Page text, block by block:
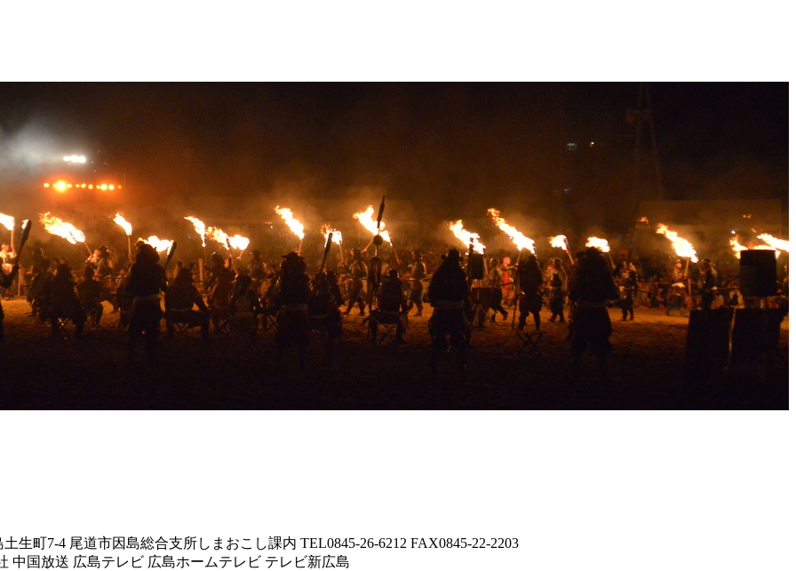
生町7-4 尾道市因島総合支所しまおこし課内 TEL0845-26-6212 FAX0845-22-2203
中国放送 広島テレビ 広島ホームテレビ テレビ新広島